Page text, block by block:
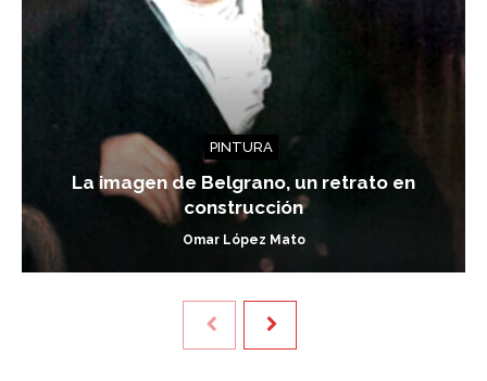
PINTURA
La imagen de Belgrano, un retrato en
construcción
Omar López Mato